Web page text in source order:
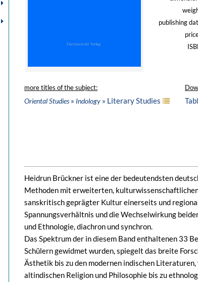
publishing
more titles of the subject:
Oriental Studies» Indology » Literary Studies
Heidrun Brückner ist eine der bedeutendsten
Methoden mit erweiterten,
sanskritisch geprägter Kultur einerseits und
Spannungsverhältnis und die Wechselwirkung
und Ethnologie, diachron und synchron.
Das Spektrum der in diesem Band enthaltenen 33
Schülern gewidmet wurden, spiegelt das breite
Ästhetik bis zu den modernen indischen
altindischen Religion und Philosophie bis zu